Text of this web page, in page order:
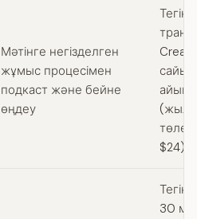
Мәтінге негізделген
жұмыс процесімен
подкаст және бейне
өңдеу
Тегін
сайын
айына
(жыл
$24)
Тегін
30